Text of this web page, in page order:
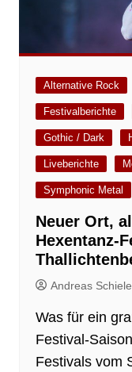
Alternative Rock
Festivalberichte
Gothic / Dark
Liveberichte
Symphonic Metal
Neuer Ort,
Hexentanz-
Andreas
Was für ein
Festival-
Festivals vom